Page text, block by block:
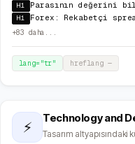
H1
H1 Forex: Rekabetçi
+83 daha...
lang="tr" hreflang —
⚡
Technology and
Tasarım